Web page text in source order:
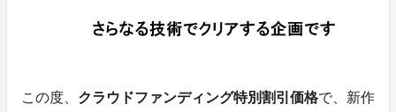
この度、 クラウドファンディング特別割引価格で、新作